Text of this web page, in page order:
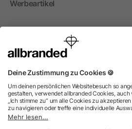
Werbeartikel